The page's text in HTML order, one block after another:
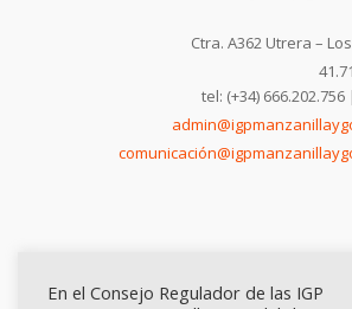
Ctra. A362 Utrera –
tel: (+34)
En el Consejo Regulador de las IGP